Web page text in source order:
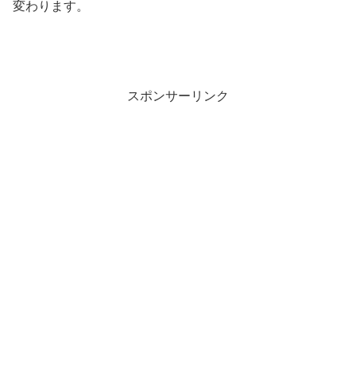
変わります。
スポンサーリンク